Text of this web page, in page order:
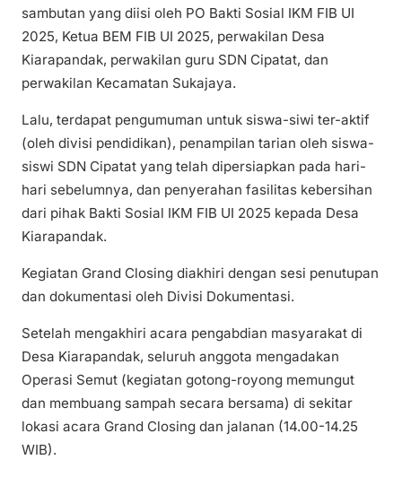
sambutan yang diisi oleh PO Bakti Sosial IKM FIB UI
2025, Ketua BEM FIB UI 2025, perwakilan Desa
Kiarapandak, perwakilan guru SDN Cipatat, dan
perwakilan Kecamatan Sukajaya.
Lalu, terdapat pengumuman untuk siswa-siwi ter-aktif
(oleh divisi pendidikan), penampilan tarian oleh siswa-
siswi SDN Cipatat yang telah dipersiapkan pada hari-
hari sebelumnya, dan penyerahan fasilitas kebersihan
dari pihak Bakti Sosial IKM FIB UI 2025 kepada Desa
Kiarapandak.
Kegiatan Grand Closing diakhiri dengan sesi penutupan
dan dokumentasi oleh Divisi Dokumentasi.
Setelah mengakhiri acara pengabdian masyarakat di
Desa Kiarapandak, seluruh anggota mengadakan
Operasi Semut (kegiatan gotong-royong memungut
dan membuang sampah secara bersama) di sekitar
lokasi acara Grand Closing dan jalanan (14.00-14.25
WIB).